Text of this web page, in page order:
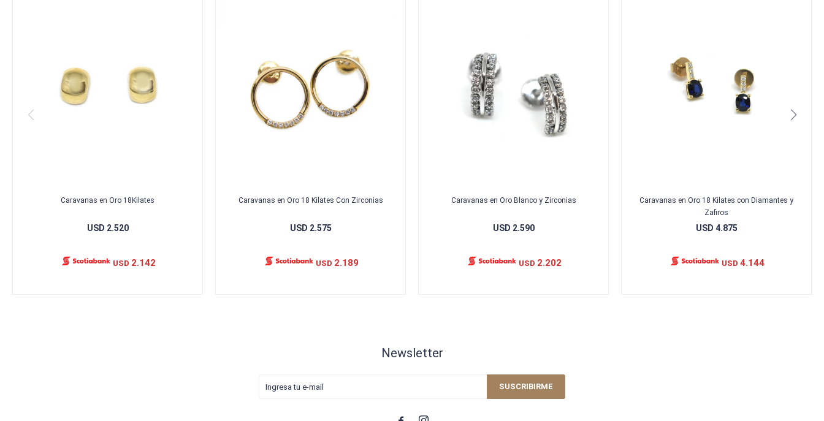
Caravanas en Oro 18Kilates
USD 2.520
USD 2.142
Caravanas en Oro 18 Kilates Con Zirconias
USD 2.575
USD 2.189
Caravanas en Oro Blanco y Zirconias
USD 2.590
USD 2.202
Caravanas en Oro 18 Kilates con Diamantes y
Zafiros
USD 4.875
USD 4.144
Newsletter
SUSCRIBIRME